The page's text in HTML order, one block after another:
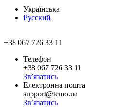
Українська
Русский
+38 067 726 33 11
Телефон
+38 067 726 33 11
Зв’язатись
Електронна пошта
support@temo.ua
Зв’язатись